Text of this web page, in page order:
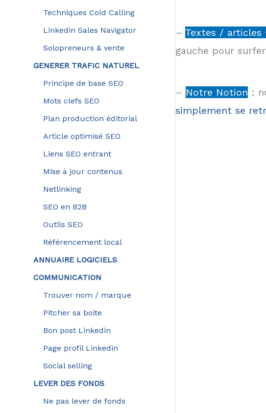
Techniques Cold Calling
Linkedin Sales Navigator
Solopreneurs & vente
GENERER TRAFIC NATUREL
Principe de base SEO
Mots clefs SEO
Plan production éditorial
Article optimisé SEO
Liens SEO entrant
Mise à jour contenus
Netlinking
SEO en B2B
Outils SEO
Référencement local
ANNUAIRE LOGICIELS
COMMUNICATION
Trouver nom / marque
Pitcher sa boite
Bon post Linkedin
Page profil Linkedin
Social selling
LEVER DES FONDS
Ne pas lever de fonds
– Textes / articles
gauche pour
– Notre Notion :
simplement se